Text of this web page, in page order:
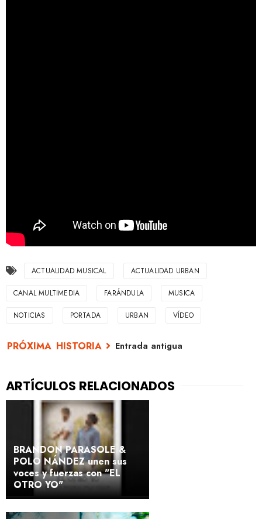
ACTUALIDAD MUSICAL ACTUALIDAD URBAN
CANAL MULTIMEDIA FARÁNDULA MUSICA
NOTICIAS PORTADA URBAN VÍDEO
Entrada antigua
BRANDON PARASOLE &
POLO NÁNDEZ unen sus
voces y fuerzas con "EL
OTRO YO"